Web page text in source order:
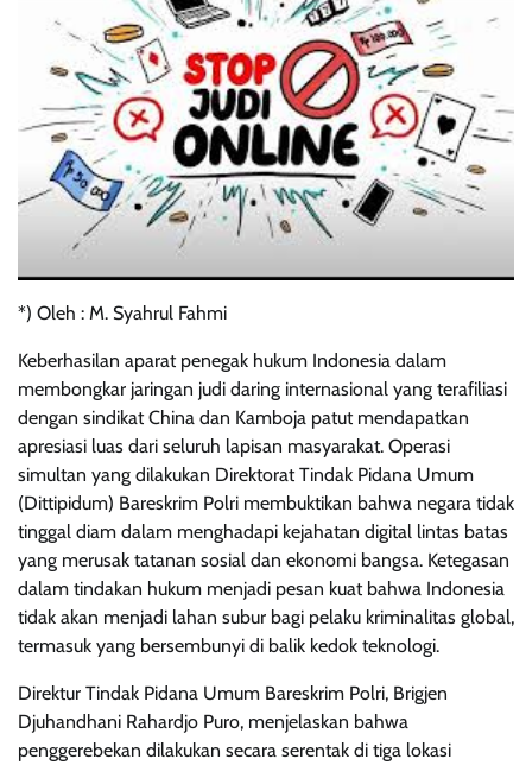
*) Oleh : M. Syahrul Fahmi
Keberhasilan aparat penegak hukum Indonesia dalam
membongkar jaringan judi daring internasional yang terafiliasi
dengan sindikat China dan Kamboja patut mendapatkan
apresiasi luas dari seluruh lapisan masyarakat. Operasi
simultan yang dilakukan Direktorat Tindak Pidana Umum
(Dittipidum) Bareskrim Polri membuktikan bahwa negara tidak
tinggal diam dalam menghadapi kejahatan digital lintas batas
yang merusak tatanan sosial dan ekonomi bangsa. Ketegasan
dalam tindakan hukum menjadi pesan kuat bahwa Indonesia
tidak akan menjadi lahan subur bagi pelaku kriminalitas global,
termasuk yang bersembunyi di balik kedok teknologi.
Direktur Tindak Pidana Umum Bareskrim Polri, Brigjen
Djuhandhani Rahardjo Puro, menjelaskan bahwa
penggerebekan dilakukan secara serentak di tiga lokasi